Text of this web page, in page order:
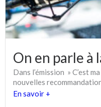
On en parle à
Dans l’émission » C’est
nouvelles
En savoir +